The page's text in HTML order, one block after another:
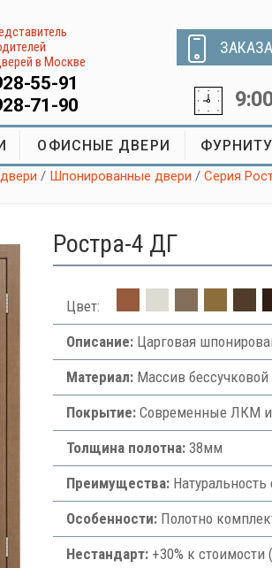
в Москве
55-91
71-90
ОФИСНЫЕ ДВЕРИ
/ Шпонированные двери /Серия
Ростра-4 ДГ
Цвет:
Описание:Царговая
Материал:Массив
Покрытие:Современные ЛКМ
Толщина полотна:38мм
Преимущества:Натуральность
Особенности:Полотно
Нестандарт:+30% к